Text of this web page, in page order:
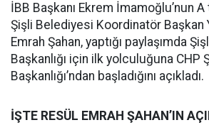
İBB Başkanı Ekrem İmamoğlu’nun A
Şişli Belediyesi Koordinatör Başkan
Emrah Şahan, yaptığı paylaşımda
Başkanlığı için ilk yolculuğuna CHP
Başkanlığı’ndan başladığını açıkladı.
İŞTE RESÜL EMRAH ŞAHAN’IN